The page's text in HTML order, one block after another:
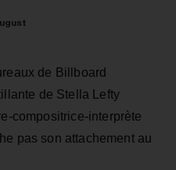
de Billboard
de Stella Lefty
compositrice-interprète
pas son attachement au